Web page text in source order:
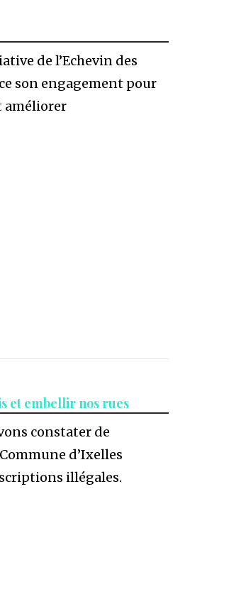
de l’Echevin des
son engagement pour
améliorer
et embellir nos rues
constater de
d’Ixelles
illégales.